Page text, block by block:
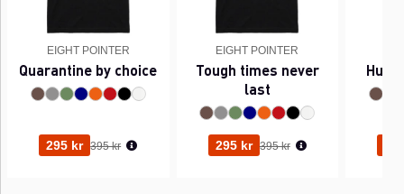
EIGHT POINTER
Quarantine by choice
295 kr Ordinarie pris:
395 kr
EIGHT POINTER
Tough times never
last
295 kr Ordinarie pris:
395 kr
Hunt